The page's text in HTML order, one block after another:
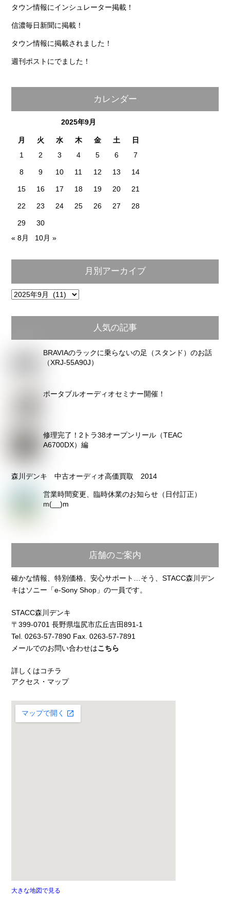
タウン情報にインシュレーター掲載！
信濃毎日新聞に掲載！
タウン情報に掲載されました！
週刊ポストにでました！
カレンダー
2025年9月
月 火 水 木 金 土
日
1
2 3 4 5 6 7
8 9 10 11 12 13 14
15 16 17 18 19 20 21
22 23 24 25 26 27 28
29
30
« 8月
10月 »
月別アーカイブ
月
ア
カ
人気の記事
BRAVIAのラックに乗らないの足（スタンド）のお話
（XRJ-55A90J）
ポータブルオーディオセミナー開催！
修理完了！2トラ38オープンリール（TEAC
A6700DX）編
森川デンキ 中古オーディオ高価買取 2014
営業時間変更、臨時休業のお知らせ（日付訂正）
m(__)m
店舗のご案内
確かな情報、特別価格、安心サポート…そう、STACC森川デン
キはソニー「e-Sony Shop」の一員です。
STACC森川デンキ
〒399-0701 長野県塩尻市広丘吉田891-1
Tel. 0263-57-7890 Fax. 0263-57-7891
メールでのお問い合わせはこちら
詳しくはコチラ
アクセス・マップ
大きな地図で見る